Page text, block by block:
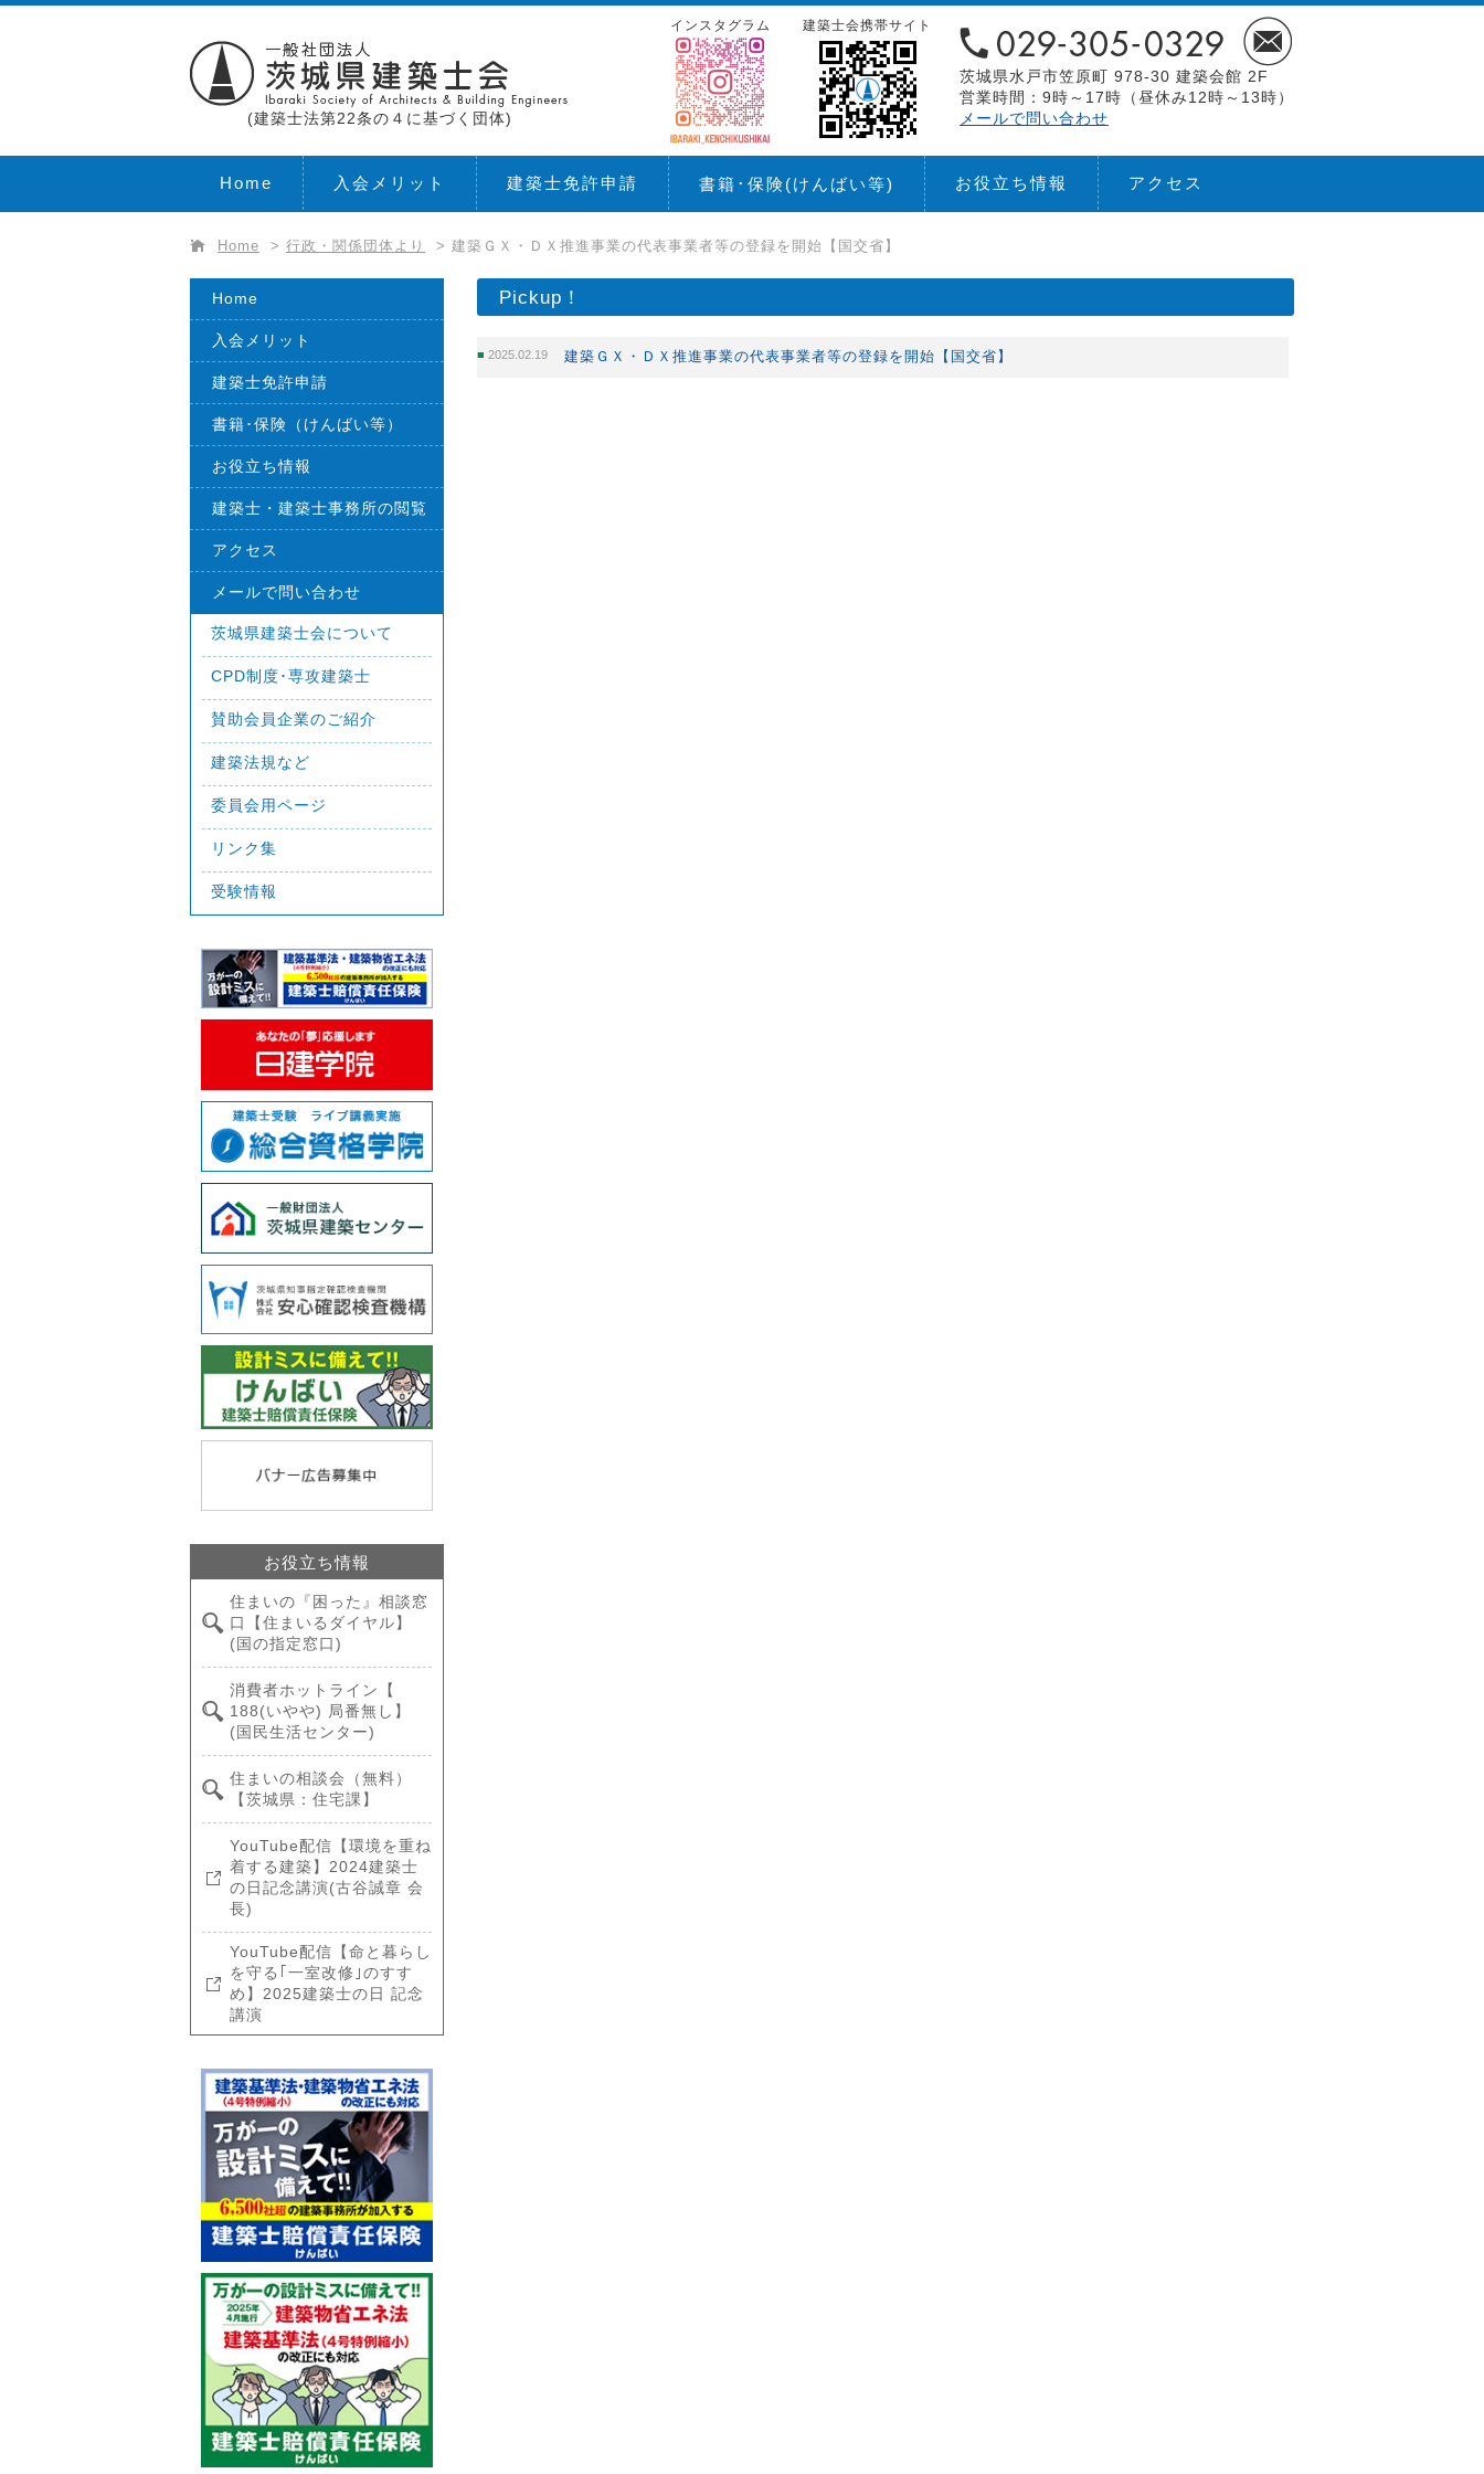
(建築士法第22条の４に基づく団体)
茨城県水戸市笠原町 978-30 建築会館 2F
営業時間：9時～17時（昼休み12時～13時）
メールで問い合わせ
建築士会携帯サイト
インスタグラム
Home 入会メリット 建築士免許申請 書籍･保険(けんばい等) お役立ち情報 アクセス
Home > 行政・関係団体より > 建築ＧＸ・ＤＸ推進事業の代表事業者等の登録を開始【国交省】
Pickup！
2025.02.19 建築ＧＸ・ＤＸ推進事業の代表事業者等の登録を開始【国交省】
Home
入会メリット
建築士免許申請
書籍･保険（けんばい等）
お役立ち情報
建築士・建築士事務所の閲覧
アクセス
メールで問い合わせ
茨城県建築士会について
CPD制度･専攻建築士
賛助会員企業のご紹介
建築法規など
委員会用ページ
リンク集
受験情報
お役立ち情報
住まいの『困った』相談窓
口【住まいるダイヤル】
(国の指定窓口)
消費者ホットライン【
188(いやや) 局番無し】
(国民生活センター)
住まいの相談会（無料）
【茨城県：住宅課】
YouTube配信【環境を重ね
着する建築】2024建築士
の日記念講演(古谷誠章 会
長)
YouTube配信【命と暮らし
を守る｢一室改修｣のすす
め】2025建築士の日 記念
講演